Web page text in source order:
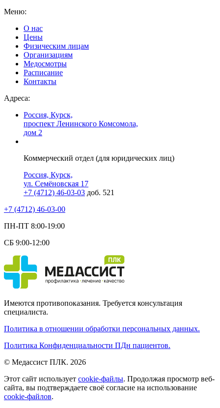
Меню:
О нас
Цены
Физическим лицам
Организациям
Медосмотры
Расписание
Контакты
Адреса:
Россия, Курск,
проспект Ленинского Комсомола,
дом 2
Коммерческий отдел (для юридических лиц)
Россия, Курск,
ул. Семёновская 17
+7 (4712) 46-03-03 доб. 521
+7 (4712) 46-03-00
ПН-ПТ 8:00-19:00
СБ 9:00-12:00
Имеются противопоказания. Требуется консультация
специалиста.
Политика в отношении обработки персональных данных.
Политика Конфиденциальности ПДн пациентов.
© Медассист ПЛК. 2026
Этот сайт использует cookie-файлы. Продолжая просмотр веб-
сайта, вы подтверждаете своё согласие на использование
cookie-файлов.